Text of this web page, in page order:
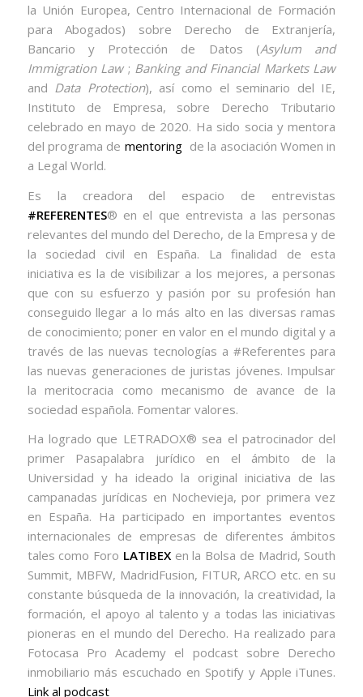
la Unión Europea, Centro Internacional de Formación
para Abogados) sobre Derecho de Extranjería,
Bancario y Protección de Datos (Asylum and
Immigration Law; Banking and Financial Markets Law
and Data Protection), así como el seminario del IE,
Instituto de Empresa, sobre Derecho Tributario
celebrado en mayo de 2020. Ha sido socia y mentora
del programa de mentoringde la asociación Women in
a Legal World.
Es la creadora del espacio de entrevistas
#REFERENTES® en el que entrevista a las personas
relevantes del mundo del Derecho, de la Empresa y de
la sociedad civil en España. La finalidad de esta
iniciativa es la de visibilizar a los mejores, a personas
que con su esfuerzo y pasión por su profesión han
conseguido llegar a lo más alto en las diversas ramas
de conocimiento; poner en valor en el mundo digital y a
través de las nuevas tecnologías a #Referentes para
las nuevas generaciones de juristas jóvenes. Impulsar
la meritocracia como mecanismo de avance de la
sociedad española. Fomentar valores.
Ha logrado que LETRADOX® sea el patrocinador del
primer Pasapalabra jurídico en el ámbito de la
Universidad y ha ideado la original iniciativa de las
campanadas jurídicas en Nochevieja, por primera vez
en España. Ha participado en importantes eventos
internacionales de empresas de diferentes ámbitos
tales como Foro LATIBEXen la Bolsa de Madrid, South
Summit, MBFW, MadridFusion, FITUR, ARCO etc. en su
constante búsqueda de la innovación, la creatividad, la
formación, el apoyo al talento y a todas las iniciativas
pioneras en el mundo del Derecho. Ha realizado para
Fotocasa Pro Academy el podcast sobre Derecho
inmobiliario más escuchado en Spotify y Apple iTunes.
Link al podcast